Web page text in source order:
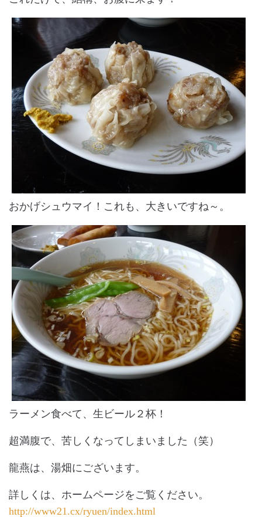
おかげシュウマイ！これも、大きいですね～。
ラーメン食べて、生ビール２杯！
超満腹で、苦しくなってしまいました（笑）
龍燕は、湯畑にございます。
詳しくは、ホームページをご覧ください。
http://www21.cx/ryuen/index.html